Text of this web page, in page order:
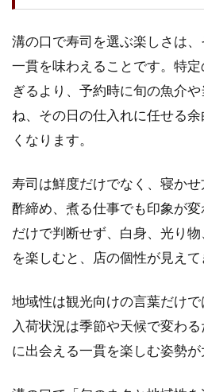
溝の口で寿司を選ぶ楽しさは
一貫を味わえることです。特
ぎるより、予約時に旬の魚介
ね、その日の仕入れに任せる
くなります。
寿司は鮮度だけでなく、寝かせ
酢締め、煮る仕事でも印象が
だけで判断せず、白身、光り
を楽しむと、店の個性が見えて
地域性は観光向けの言葉だけ
入荷状況は季節や天候で変わ
に出会える一貫を楽しむ姿勢が